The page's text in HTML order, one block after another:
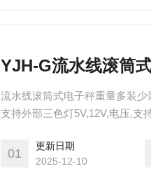
YJH-G流水线滚筒
流水线滚筒式电子秤重量多装
支持外部三色灯5V,12V,电压,支
支持modbusrtu协议,支持协议
01
更新日期
2025-12-10